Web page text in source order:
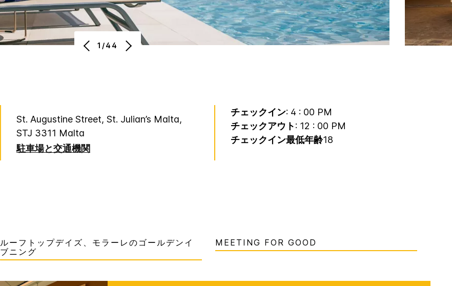
1/44
St. Augustine Street, St. Julian’s Malta,
STJ 3311 Malta
駐車場と交通機関
チェックイン: 4 : 00 PM
チェックアウト: 12 : 00 PM
チェックイン最低年齢18
ルーフトップデイズ、モラーレのゴールデンイ
ブニング
MEETING FOR GOOD